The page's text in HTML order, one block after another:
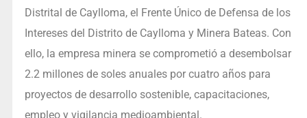
Distrital de Caylloma, el Frente Único de Defensa de los
Intereses del Distrito de Caylloma y Minera Bateas. Con
ello, la empresa minera se comprometió a desembolsar
2.2 millones de soles anuales por cuatro años para
proyectos de desarrollo sostenible, capacitaciones,
empleo y vigilancia medioambiental.